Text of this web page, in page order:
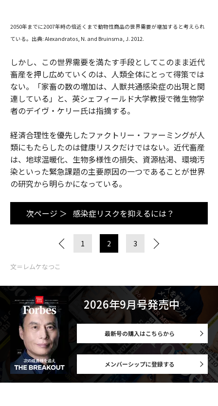
2050年までに2007年時の倍近くまで動物性商品の世界需要が増加すると考えられ
ている。出典: Alexandratos, N. and Bruinsma, J. 2012.
しかし、この世界需要を満たす手段としてこのまま近代
畜産を押し広めていくのは、人類全体にとって得策では
ない。「家畜の数の増加は、人獣共通感染症の出現と関
連している」と、英シェフィールド大学教授で微生物学
者のデイヴ・ケリー氏は指摘する。
経済合理性を優先したファクトリー・ファーミングが人
類にもたらしたのは健康リスクだけではない。近代畜産
は、地球温暖化、生物多様性の損失、資源枯渇、環境汚
染といった緊急課題の主要原因の一つであることが世界
の研究から明らかになっている。
次ページ ＞ 感染症リスクを抑えるには？
1 2 3
文＝レムケなつこ
2026年9月号発売中
最新号の購入はこちらから
メンバーシップに登録する